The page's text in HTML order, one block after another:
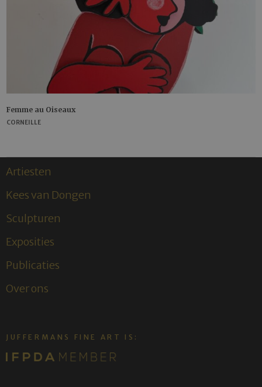
Femme au Oiseaux
CORNEILLE
Artiesten
Kees van Dongen
Sculpturen
Exposities
Publicaties
Over ons
JUFFERMANS FINE ART IS: